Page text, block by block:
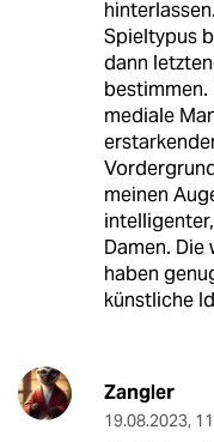
Spieltypus
dann
mediale
meinen
Damen. Die
haben
künstliche
Zangler
19.08.2023,